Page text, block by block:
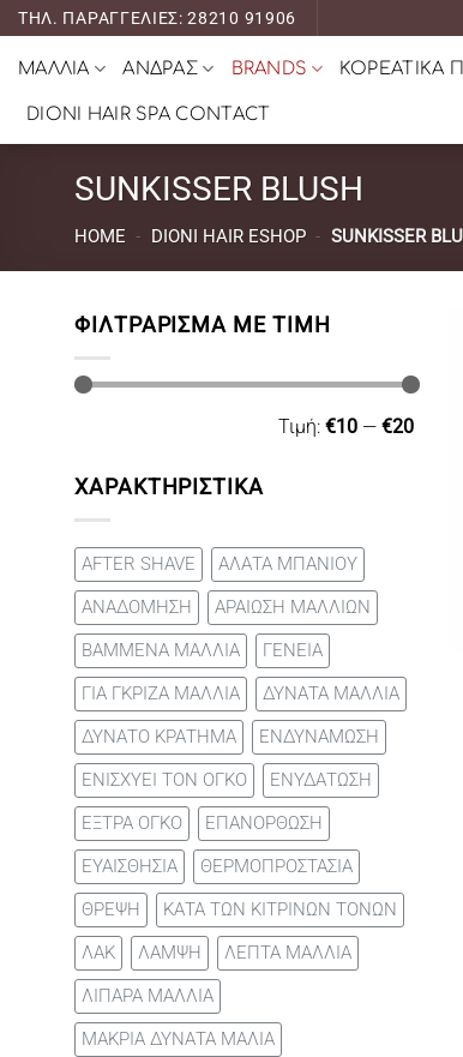
Μετάβαση
ΤΗΛ. ΠΑΡΑΓΓΕΛΙΕΣ: 28210 91906
ΜΑΛΛΙΑ ΑΝΔΡΑΣ BRANDS ΚΟΡΕΑΤΙΚΑ
DIONI HAIR SPA CONTACT
SUNKISSER BLUSH
HOME - DIONI HAIR ESHOP - SUNKISSER
ΦΙΛΤΡΆΡΙΣΜΑ ΜΕ ΤΙΜΉ
Τιμή: €10— €20
ΧΑΡΑΚΤΗΡΙΣΤΙΚΑ
AFTER SHAVE
ΑΛΑΤΑ ΜΠΑΝΙΟΥ
ΑΝΑΔΟΜΗΣΗ
ΑΡΑΙΩΣΗ ΜΑΛΛΙΩΝ
ΒΑΜΜΕΝΑ ΜΑΛΛΙΑ
ΓΕΝΕΙΑ
ΓΙΑ ΓΚΡΙΖΑ ΜΑΛΛΙΑ
ΔΥΝΑΤΑ ΜΑΛΛΙΑ
ΔΥΝΑΤΟ ΚΡΑΤΗΜΑ
ΕΝΔΥΝΑΜΩΣΗ
ΕΝΙΣΧΥΕΙ ΤΟΝ ΟΓΚΟ
ΕΝΥΔΑΤΩΣΗ
ΕΞΤΡΑ ΟΓΚΟ
ΕΠΑΝΟΡΘΩΣΗ
ΕΥΑΙΣΘΗΣΙΑ
ΘΕΡΜΟΠΡΟΣΤΑΣΙΑ
ΘΡΕΨΗ
ΚΑΤΑ ΤΩΝ ΚΙΤΡΙΝΩΝ ΤΟΝΩΝ
ΛΑΚ
ΛΑΜΨΗ
ΛΕΠΤΑ ΜΑΛΛΙΑ
ΛΙΠΑΡΑ ΜΑΛΛΙΑ
ΜΑΚΡΙΑ ΔΥΝΑΤΑ ΜΑΛΙΑ